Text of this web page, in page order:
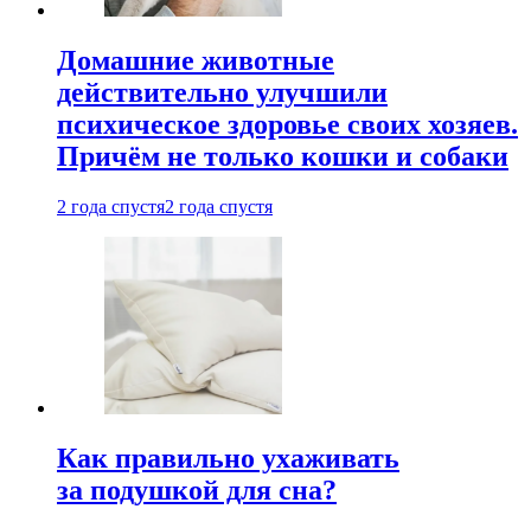
Домашние животные
действительно улучшили
психическое здоровье своих хозяев.
Причём не только кошки и собаки
2 года спустя2 года спустя
Как правильно ухаживать
за подушкой для сна?